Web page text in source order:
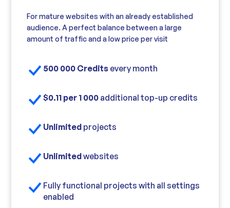
For mature websites with an already established
audience. A perfect balance between a large
amount of traffic and a low price per visit
500 000 Credits every month
$0.11 per 1 000 additional top-up credits
Unlimited projects
Unlimitedwebsites
Fully functional projects with all settings
enabled